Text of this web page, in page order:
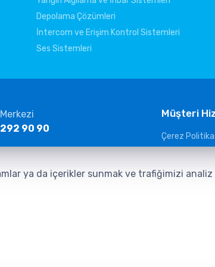
Depolama Çözümleri
İntercom ve Erişim Kontrol Sistemleri
Ses Sistemleri
90 90
Müşteri
Çerez
Güvenlik
ya da içerikler sunmak ve trafiğimizi